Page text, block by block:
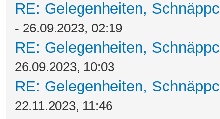
RE: Gelegenheiten,
- 26.09.2023, 02:19
RE: Gelegenheiten,
26.09.2023, 10:03
RE: Gelegenheiten,
22.11.2023, 11:46